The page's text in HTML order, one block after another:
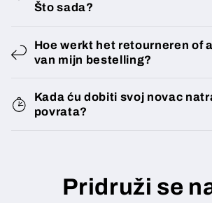
Što sada?
Hoe werkt het retourneren of
van mijn bestelling?
Kada ću dobiti svoj novac
povrata?
Pridruži se